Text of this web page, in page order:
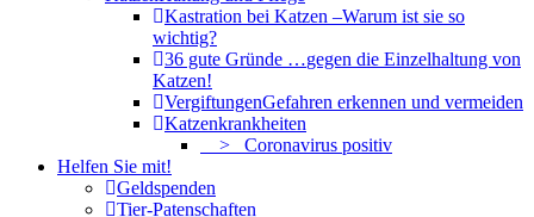
Kastration bei Katzen –Warum ist sie so
wichtig?
36 gute Gründe …gegen die Einzelhaltung von
Katzen!
VergiftungenGefahren erkennen und vermeiden
Katzenkrankheiten
> Coronavirus positiv
Helfen Sie mit!
Geldspenden
Tier-Patenschaften